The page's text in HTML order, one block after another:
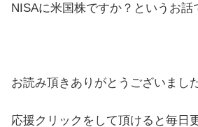
NISAに米国株ですか？というお話
お読み頂きありがとうございました
応援クリックをして頂けると毎日